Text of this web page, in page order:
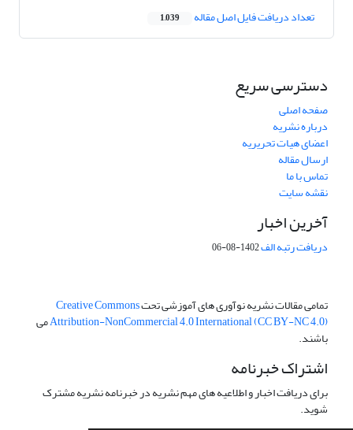
تعداد دریافت فایل اصل مقاله 1,039
دسترسی سریع
صفحه اصلی
درباره نشریه
اعضای هیات تحریریه
ارسال مقاله
تماس با ما
نقشه سایت
آخرین اخبار
دریافت رتبه الف1402-08-06
تمامی مقالات نشریه نوآوری های آموزشی تحتCreative Commons
Attribution-NonCommercial 4.0 International (CC BY-NC 4.0)می
باشند.
اشتراک خبرنامه
برای دریافت اخبار و اطلاعیه های مهم نشریه در خبرنامه نشریه مشترک
شوید.